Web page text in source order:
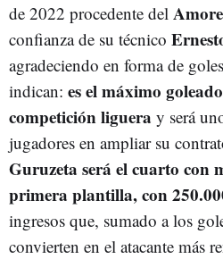
de 2022 procedente del
confianza de su técnico
agradeciendo en forma de
indican: es el máximo
competición liguera y será
jugadores en ampliar su
Guruzeta será el cuarto con
primera plantilla, con
ingresos que, sumado a los
convierten en el atacante más